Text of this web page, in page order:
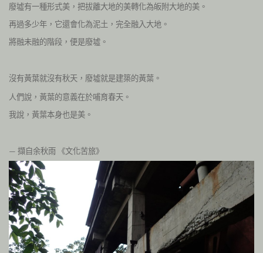
廢墟有一種形式美，把拔離大地的美轉化為皈附大地的美。
再過多少年，它還會化為泥土，完全融入大地。
將融未融的階段，便是廢墟。
沒有黃葉就沒有秋天，廢墟就是建築的黃葉。
人們說，黃葉的意義在於哺育春天。
我說，黃葉本身也是美。
— 擷自余秋雨 《文化苦旅》